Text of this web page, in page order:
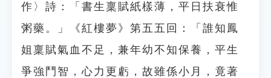
作〉詩：「書生稟賦紙樣薄，平日扶衰惟
粥藥。」《紅樓夢》第五五回：「誰知鳳
姐稟賦氣血不足，兼年幼不知保養，平生
爭強鬥智，心力更虧，故雖係小月，竟著